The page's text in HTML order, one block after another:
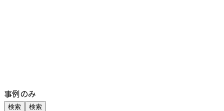
事例のみ
検索 検索